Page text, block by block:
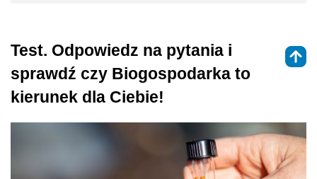
Test. Odpowiedz na pytania i
sprawdź czy Biogospodarka to
kierunek dla Ciebie!